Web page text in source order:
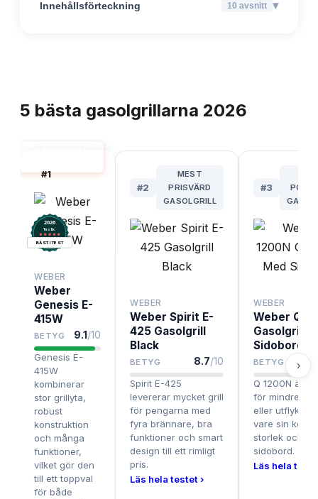
Innehållsförteckning 10 avsnitt ▾
5 bästa gasolgrillarna 2026
#1
2026
Testix.
BÄST I TEST
WEBER
Weber
Genesis E-
415W
BETYG 9.1/10
Genesis E-
415W
kombinerar
stor grillyta,
robust
konstruktion
och många
funktioner,
vilket gör den
till ett toppval
för både
#2
MEST
PRISVÄRD
GASOLGRILL
WEBER
Weber Spirit E-
425 Gasolgrill
Black
BETYG 8.7/10
Spirit E-425
levererar mycket grill
för pengarna med
fyra brännare, bra
funktioner och smart
design till ett rimligt
pris.
Läs hela testet ›
#3
WEBER
Weber Q
Gasolgrill
Sidobord
BETYG
Q 1200N är
för mindre
eller utflykter,
vare sin
storlek och
sidobord.
Läs hela
›